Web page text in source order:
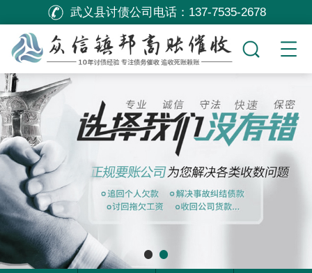
武义县讨债公司电话： 137-7535-2678